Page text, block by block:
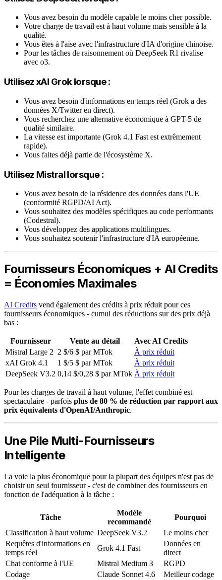
Vous avez besoin du modèle capable le moins cher possible.
Votre charge de travail est à haut volume mais sensible à la
qualité.
Vous êtes à l'aise avec l'infrastructure d'IA d'origine chinoise.
Pour les tâches de raisonnement où DeepSeek R1 rivalise
avec o3.
Utilisez xAI Grok lorsque :
Vous avez besoin d'informations en temps réel (Grok a des
données X/Twitter en direct).
Vous recherchez une alternative économique à GPT-5 de
qualité similaire.
La vitesse est importante (Grok 4.1 Fast est extrêmement
rapide).
Vous faites déjà partie de l'écosystème X.
Utilisez Mistral lorsque :
Vous avez besoin de la résidence des données dans l'UE
(conformité RGPD/AI Act).
Vous souhaitez des modèles spécifiques au code performants
(Codestral).
Vous développez des applications multilingues.
Vous souhaitez soutenir l'infrastructure d'IA européenne.
Fournisseurs Économiques + AI Credits
= Économies Maximales
AI Credits vend également des crédits à prix réduit pour ces
fournisseurs économiques - cumul des réductions sur des prix déjà
bas :
Fournisseur Vente au détail
Avec AI Credits
Mistral Large 2 2 $/6 $ par MTok
À prix réduit
xAI Grok 4.1
1 $/5 $ par MTok
À prix réduit
DeepSeek V3.2 0,14 $/0,28 $ par MTok À prix réduit
Pour les charges de travail à haut volume, l'effet combiné est
spectaculaire - parfois plus de 80 % de réduction par rapport aux
prix équivalents d'OpenAI/Anthropic.
Une Pile Multi-Fournisseurs
Intelligente
La voie la plus économique pour la plupart des équipes n'est pas de
choisir un seul fournisseur - c'est de combiner des fournisseurs en
fonction de l'adéquation à la tâche :
Tâche
Modèle
recommandé
Pourquoi
Classification à haut volume DeepSeek V3.2
Le moins cher
Requêtes d'informations en
temps réel
Grok 4.1 Fast
Données en
direct
Chat conforme à l'UE
Mistral Medium 3
RGPD
Codage
Claude Sonnet 4.6
Meilleur codage